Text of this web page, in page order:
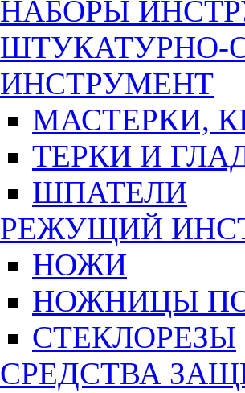
НАБОРЫ
ШТУКАТУРНО-
ИНСТРУМЕНТ
МАСТЕРКИ,
ТЕРКИ И
ШПАТЕЛИ
РЕЖУЩИЙ
НОЖИ
НОЖНИЦЫ
СТЕКЛОРЕЗЫ
СРЕДСТВА